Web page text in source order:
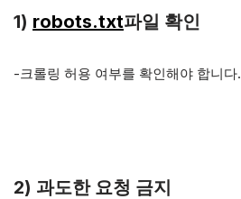
1) robots.txt파일 확인
-크롤링 허용 여부를 확인해야 합니다.
2) 과도한 요청 금지